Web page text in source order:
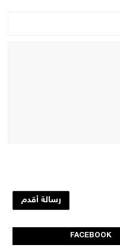
رسالة أقدم
FACEBOOK